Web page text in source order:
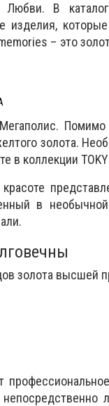
В
изделия,
– это
золота.
в коллекции
в необычной
золота высшей